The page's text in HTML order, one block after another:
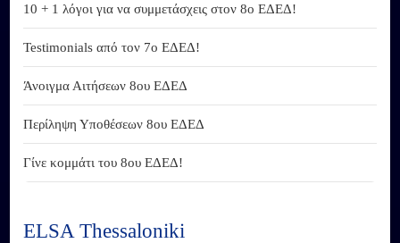
10 + 1 λόγοι για να συμμετάσχεις στον 8ο ΕΔΕΔ!
Testimonials από τον 7ο ΕΔΕΔ!
Άνοιγμα Αιτήσεων 8ου ΕΔΕΔ
Περίληψη Υποθέσεων 8ου ΕΔΕΔ
Γίνε κομμάτι του 8ου ΕΔΕΔ!
ELSA Thessaloniki